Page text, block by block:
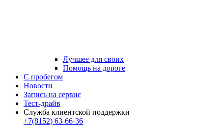
Лучшее для своих
Помощь на дороге
С пробегом
Новости
Запись на сервис
Тест-драйв
Служба клиентской поддержки
+7(8152) 63-66-36